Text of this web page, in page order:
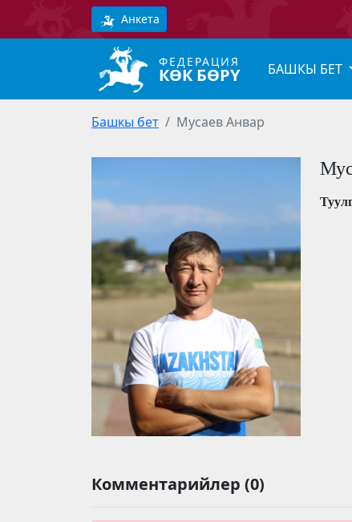
Анкета
ФЕДЕРАЦИЯ
КӨК БӨРҮ БАШКЫ БЕТ
Башкы бет Мусаев Анвар
Комментарийлер (0)